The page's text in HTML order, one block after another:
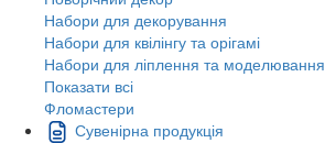
Набори для декорування
Набори для квілінгу та орігамі
Набори для ліплення та моделювання
Показати всі
Фломастери
Сувенірна продукція